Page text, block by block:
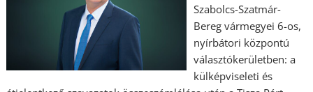
Szabolcs-Szatmár-
Bereg vármegyei 6-os,
nyírbátori központú
választókerületben: a
külképviseleti és